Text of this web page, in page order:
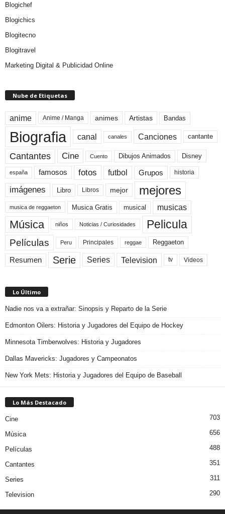
Blogichef
Blogichics
Blogitecno
Blogitravel
Marketing Digital & Publicidad Online
Nube de Etiquetas
anime Anime / Manga animes Artistas Bandas
Biografia canal canales Canciones cantante
Cantantes Cine Cuento Dibujos Animados Disney
españa famosos fotos futbol Grupos historia
imágenes Libro Libros mejor mejores
musica de reggaeton Musica Gratis musical musicas
Música niños Noticias / Curiosidades Pelicula
Películas Peru Principales reggae Reggaeton
Resumen Serie Series Television tv Videos
Lo Último
Nadie nos va a extrañar: Sinopsis y Reparto de la Serie
Edmonton Oilers: Historia y Jugadores del Equipo de Hockey
Minnesota Timberwolves: Historia y Jugadores
Dallas Mavericks: Jugadores y Campeonatos
New York Mets: Historia y Jugadores del Equipo de Baseball
Lo Más Destacado
Cine 703
Música 656
Películas 488
Cantantes 351
Series 311
Television 290